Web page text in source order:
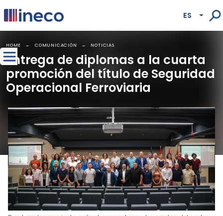
Pasar al contenido principal ES Lista
HOME COMUNICACIÓN NOTICIAS
Entrega de diplomas a la cuarta
promoción del título de Seguridad
Operacional Ferroviaria